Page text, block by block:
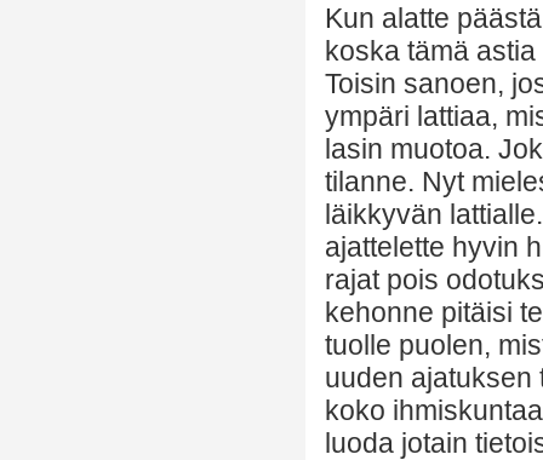
Kun alatte
koska tämä
Toisin sanoen,
ympäri lattiaa,
lasin muotoa.
tilanne. Nyt
läikkyvän
ajattelette hyvin
rajat pois
kehonne pitäisi
tuolle puolen,
uuden ajatuksen
koko
luoda jotain